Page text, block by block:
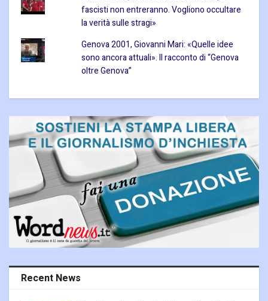
fascisti non entreranno. Vogliono occultare
la verità sulle stragi»
Genova 2001, Giovanni Mari: «Quelle idee
sono ancora attuali». Il racconto di “Genova
oltre Genova”
Recent News